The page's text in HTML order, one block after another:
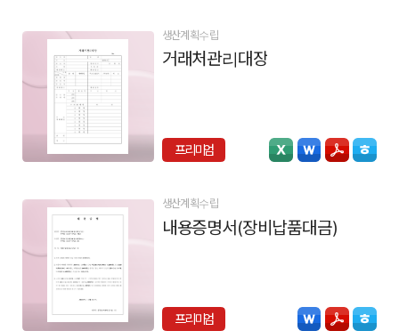
생산계획수립
거래처관리대장
프리미엄
생산계획수립
내용증명서(장비납품대금)
프리미엄